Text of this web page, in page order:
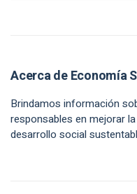
Acerca de Economía
Brindamos información
responsables en mejorar
desarrollo social